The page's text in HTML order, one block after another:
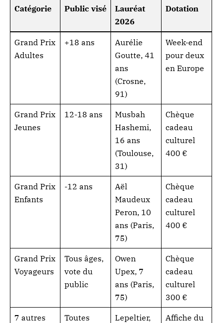
Catégorie Public visé
Lauréat
2026
Dotation
Grand Prix
Adultes
+18 ans
Aurélie
Goutte, 41
ans
(Crosne,
91)
Week-end
pour deux
en Europe
Grand Prix
Jeunes
12-18 ans
Musbah
Hashemi,
16 ans
(Toulouse,
31)
Chèque
cadeau
culturel
400 €
Grand Prix
Enfants
-12 ans
Aël
Maudeux
Peron, 10
ans (Paris,
75)
Chèque
cadeau
culturel
400 €
Grand Prix
Voyageurs
Tous âges,
vote du
public
Owen
Upex, 7
ans (Paris,
75)
Chèque
cadeau
culturel
300 €
7 autres
Toutes
Lepeltier,
Affiche du